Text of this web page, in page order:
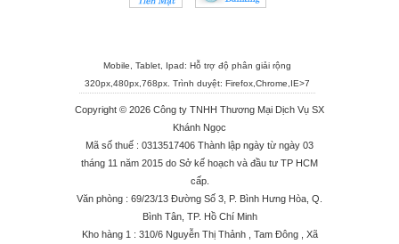
Mobile, Tablet, Ipad: Hỗ trợ độ phân giải rộng
320px,480px,768px. Trình duyệt: Firefox,Chrome,IE>7
Copyright © 2026 Công ty TNHH Thương Mại Dịch Vụ SX
Khánh Ngọc
Mã số thuế : 0313517406 Thành lập ngày từ ngày 03
tháng 11 năm 2015 do Sở kế hoạch và đầu tư TP HCM
cấp.
Văn phòng : 69/23/13 Đường Số 3, P. Bình Hưng Hòa, Q.
Bình Tân, TP. Hồ Chí Minh
Kho hàng 1 : 310/6 Nguyễn Thị Thảnh , Tam Đông , Xã